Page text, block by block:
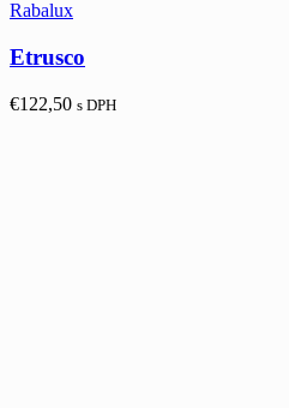
Rabalux
Etrusco
€122,50 s DPH